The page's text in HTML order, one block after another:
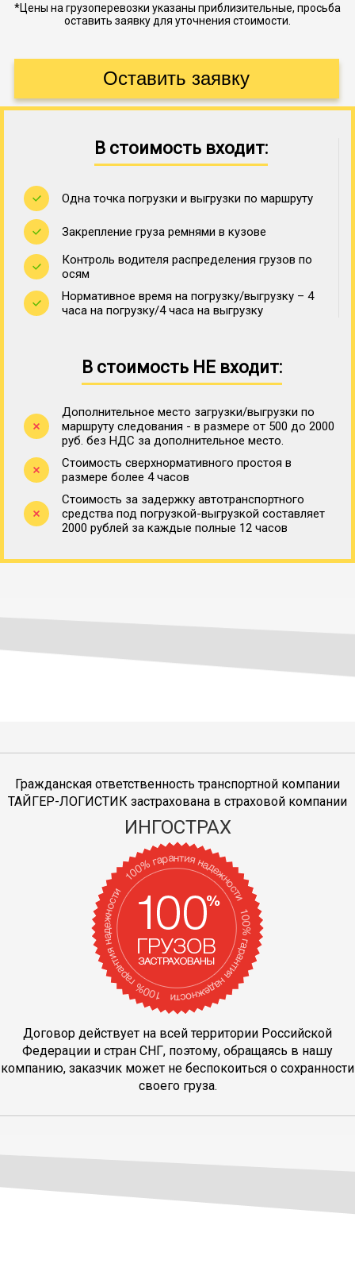
*Цены на грузоперевозки указаны приблизительные, просьба
оставить заявку для уточнения стоимости.
В стоимость входит:
Одна точка погрузки и выгрузки по маршруту
Закрепление груза ремнями в кузове
Контроль водителя распределения грузов по
осям
Нормативное время на погрузку/выгрузку – 4
часа на погрузку/4 часа на выгрузку
В стоимость НЕ входит:
Дополнительное место загрузки/выгрузки по
маршруту следования - в размере от 500 до 2000
руб. без НДС за дополнительное место.
Стоимость сверхнормативного простоя в
размере более 4 часов
Стоимость за задержку автотранспортного
средства под погрузкой-выгрузкой составляет
2000 рублей за каждые полные 12 часов
Гражданская ответственность транспортной компании
ТАЙГЕР-ЛОГИСТИК застрахована в страховой компании
ИНГОСТРАХ
Договор действует на всей территории Российской
Федерации и стран СНГ, поэтому, обращаясь в нашу
компанию, заказчик может не беспокоиться о сохранности
своего груза.